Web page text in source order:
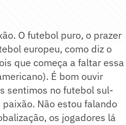
O futebol puro, o prazer
europeu, como diz o
que começa a faltar essa
É bom ouvir
sentimos no futebol sul-
Não estou falando
os jogadores lá